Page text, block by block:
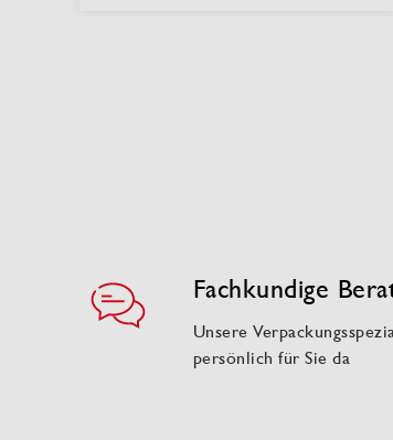
Fachkundige
Unsere
persönlich für Sie da